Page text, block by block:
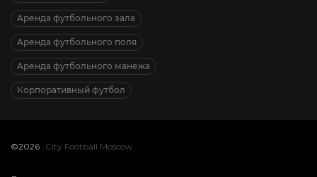
Аренда футбольного зала
Аренда футбольного поля
Аренда футбольного манежа
Корпоративный футбол
©2026 City Football Moscow